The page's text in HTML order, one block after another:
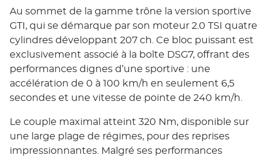
Au sommet de la gamme trône la version sportive
GTI, qui se démarque par son moteur 2.0 TSI quatre
cylindres développant 207 ch. Ce bloc puissant est
exclusivement associé à la boîte DSG7, offrant des
performances dignes d’une sportive : une
accélération de 0 à 100 km/h en seulement 6,5
secondes et une vitesse de pointe de 240 km/h.
Le couple maximal atteint 320 Nm, disponible sur
une large plage de régimes, pour des reprises
impressionnantes. Malgré ses performances